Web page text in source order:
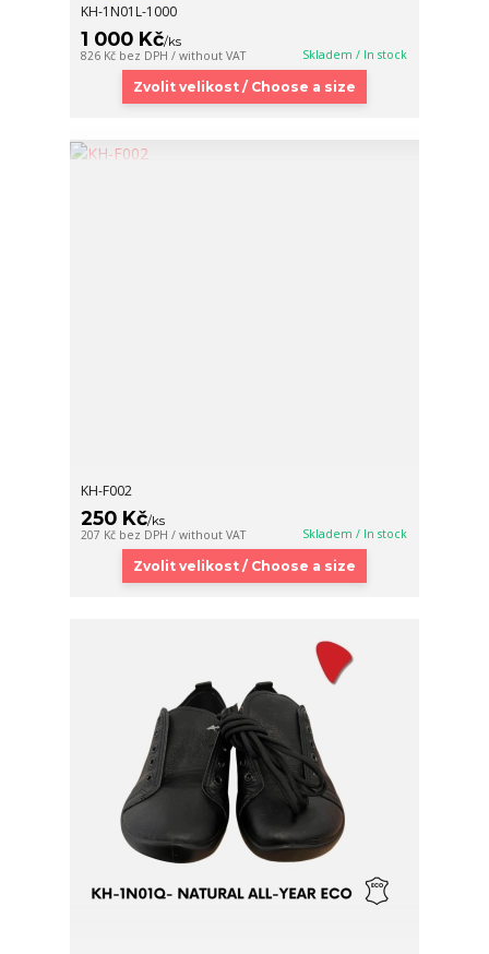
KH-1N01L-1000
1 000 Kč/ks
826 Kč bez DPH / without VAT Skladem / In stock
Zvolit velikost / Choose a size
KH-F002
250 Kč/ks
207 Kč bez DPH / without VAT Skladem / In stock
Zvolit velikost / Choose a size